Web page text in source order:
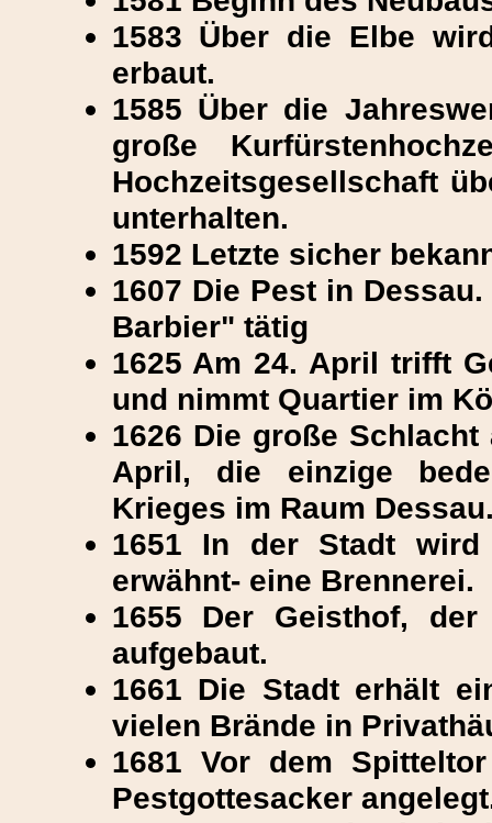
1583 Über die Elbe
erbaut.
1585 Über die
große
Hochzeitsgesellschaft
unterhalten.
1592 Letzte sicher
1607 Die Pest in
Barbier" tätig
1625 Am 24. April trifft
und nimmt Quartier im
1626 Die große
April, die einzige
Krieges im Raum
1651 In der Stadt wird
erwähnt- eine Brennerei.
1655 Der Geisthof,
aufgebaut.
1661 Die Stadt erhält
vielen Brände in
1681 Vor dem
Pestgottesacker